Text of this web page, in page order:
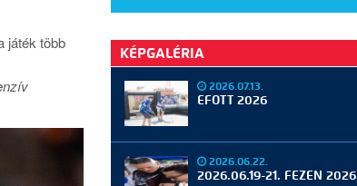
játék több
KÉPGALÉRIA
2026.07.13.
EFOTT 2026
2026.06.22.
2026.06.19-21. FEZEN 2026